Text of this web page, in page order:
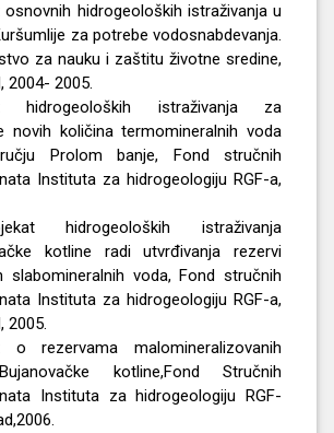
osnovnih hidrogeoloških istraživanja u
za potrebe vodosnabdevanja.
za nauku i zaštitu životne sredine,
2004- 2005.
hidrogeoloških istraživanja za
novih količina termomineralnih voda
Prolom banje, Fond stručnih
Instituta za hidrogeologiju RGF-a,
hidrogeoloških istraživanja
kotline radi utvrđivanja rezervi
slabomineralnih voda, Fond stručnih
Instituta za hidrogeologiju RGF-a,
2005.
o rezervama malomineralizovanih
kotline,Fond Stručnih
Instituta za hidrogeologiju RGF-